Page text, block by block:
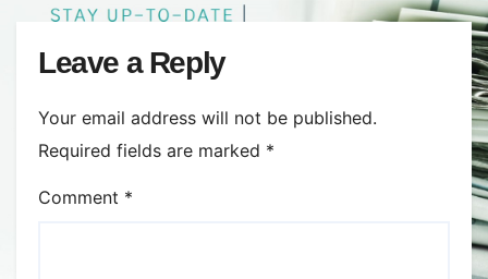
Leave a Reply
Your email address will not be published.
Required fields are marked *
Comment *